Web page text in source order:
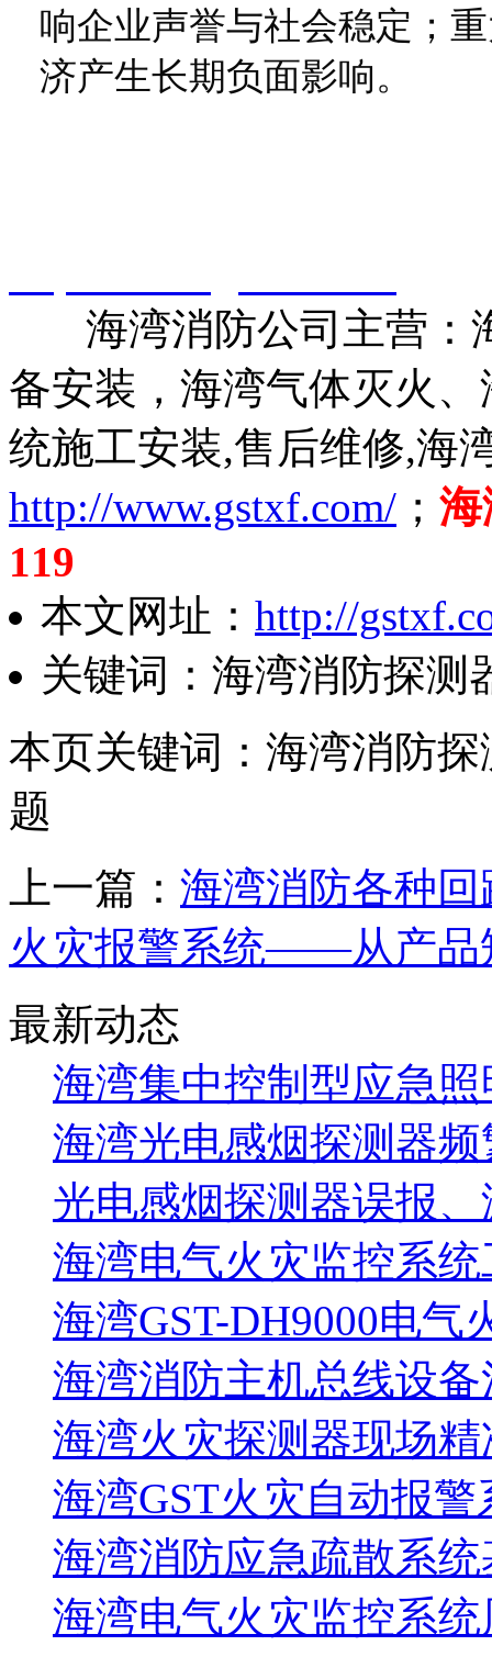
响企业声誉与社会稳定；
济产生长期负面影响。
海湾消防公司主营：
备安装，海湾气体灭火
统施工安装,售后维修,海
http://www.gstxf.com/ ； 海
119
本文网址： http://
关键词：海湾消防探测
本页关键词：海湾消防
题
上一篇： 海湾消防各种
火灾报警系统——从产品
最新动态
海湾集中控制型应急照
海湾光电感烟探测器
光电感烟探测器误报
海湾电气火灾监控系统
海湾GST-DH9000电气
海湾消防主机总线设备
海湾火灾探测器现场
海湾GST火灾自动报警
海湾消防应急疏散系统
海湾电气火灾监控系